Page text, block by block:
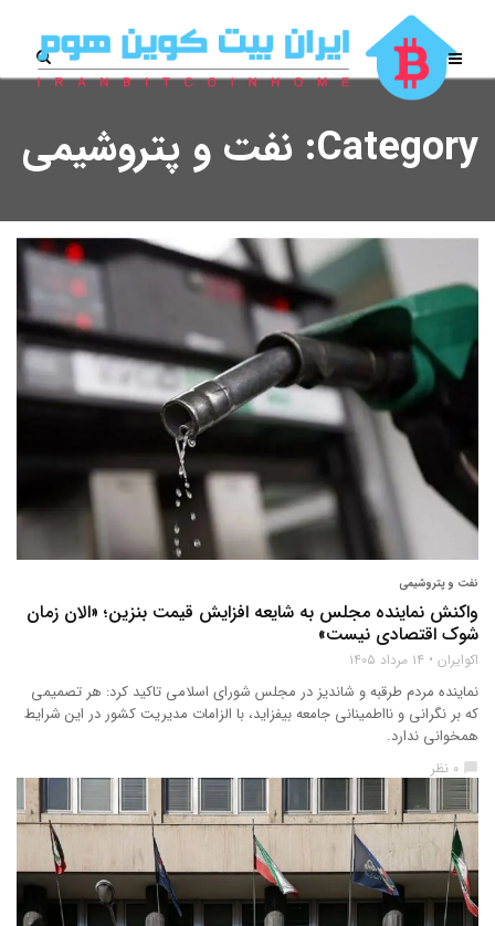
Category: نفت و پتروشیمی
نفت و پتروشیمی
واکنش نماینده مجلس به شایعه افزایش قیمت بنزین؛ «الان زمان
شوک اقتصادی نیست»
اکوایران ۱۴ مرداد ۱۴۰۵
نماینده مردم طرقبه و شاندیز در مجلس شورای اسلامی تاکید کرد: هر تصمیمی
که بر نگرانی و نااطمینانی جامعه بیفزاید، با الزامات مدیریت کشور در این شرایط
همخوانی ندارد.
۰ نظر